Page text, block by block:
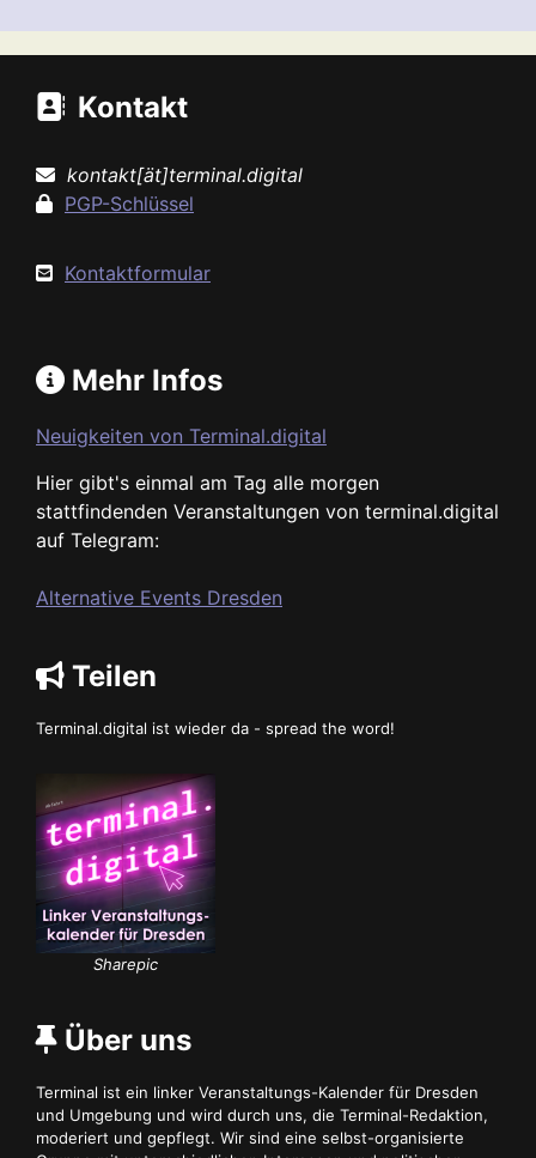
Kontakt
kontakt[ät]terminal.digital
PGP-Schlüssel
Kontaktformular
Mehr Infos
Neuigkeiten von Terminal.digital
Hier gibt's einmal am Tag alle morgen
stattfindenden Veranstaltungen von terminal.digital
auf Telegram:
Alternative Events Dresden
Teilen
Terminal.digital ist wieder da - spread the word!
Sharepic
Über uns
Terminal ist ein linker Veranstaltungs-Kalender für Dresden
und Umgebung und wird durch uns, die Terminal-Redaktion,
moderiert und gepflegt. Wir sind eine selbst-organisierte